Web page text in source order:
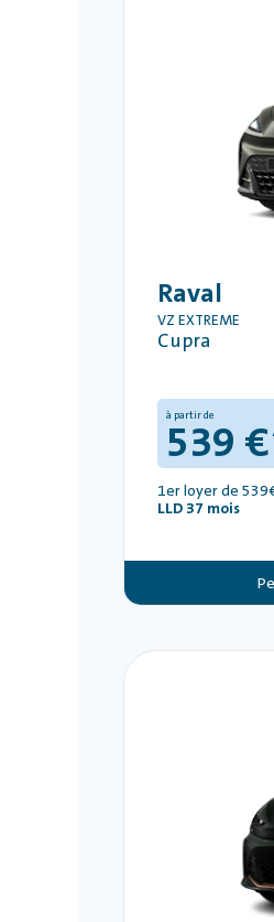
Raval
VZ EXTREME
Cupra
à partir de
539 €
1er loyer de
LLD 37 mois